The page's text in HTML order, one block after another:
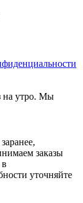
на утро. Мы
заранее,
заказы
уточняйте